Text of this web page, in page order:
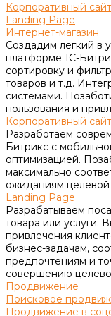
Корпоративный сайт
Landing Page
Интернет-магазин
Создадим легкий в
платформе 1С-
сортировку и
товаров и т.д.
системами.
пользования и
Корпоративный сайт
Разработаем
Битрикс с
оптимизацией.
максимально
ожиданиям целевой
Landing Page
Разрабатываем
товара или услуги.
привлечения
бизнес-задачам,
предпочтениям и
совершению
Продвижение
Поисковое
Продвижение в